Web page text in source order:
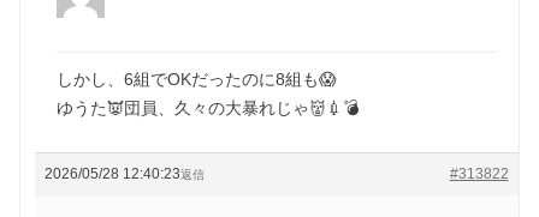
しかし、6組でOKだったのに8組も😱
ゆうた👿団員、久々の大暴れじゃ👹💉💣
2026/05/28 12:40:23 #313822
返信